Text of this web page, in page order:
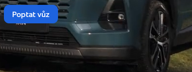
Poptat vůz